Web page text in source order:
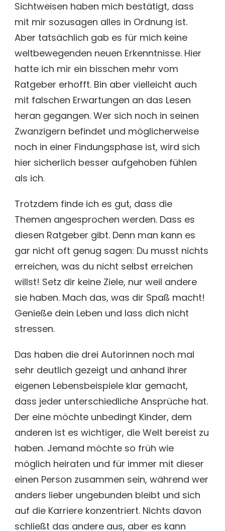
Sichtweisen haben mich bestätigt, dass
mit mir sozusagen alles in Ordnung ist.
Aber tatsächlich gab es für mich keine
weltbewegenden neuen Erkenntnisse. Hier
hatte ich mir ein bisschen mehr vom
Ratgeber erhofft. Bin aber vielleicht auch
mit falschen Erwartungen an das Lesen
heran gegangen. Wer sich noch in seinen
Zwanzigern befindet und möglicherweise
noch in einer Findungsphase ist, wird sich
hier sicherlich besser aufgehoben fühlen
als ich.
Trotzdem finde ich es gut, dass die
Themen angesprochen werden. Dass es
diesen Ratgeber gibt. Denn man kann es
gar nicht oft genug sagen: Du musst nichts
erreichen, was du nicht selbst erreichen
willst! Setz dir keine Ziele, nur weil andere
sie haben. Mach das, was dir Spaß macht!
Genieße dein Leben und lass dich nicht
stressen.
Das haben die drei Autorinnen noch mal
sehr deutlich gezeigt und anhand ihrer
eigenen Lebensbeispiele klar gemacht,
dass jeder unterschiedliche Ansprüche hat.
Der eine möchte unbedingt Kinder, dem
anderen ist es wichtiger, die Welt bereist zu
haben. Jemand möchte so früh wie
möglich heiraten und für immer mit dieser
einen Person zusammen sein, während wer
anders lieber ungebunden bleibt und sich
auf die Karriere konzentriert. Nichts davon
schließt das andere aus, aber es kann